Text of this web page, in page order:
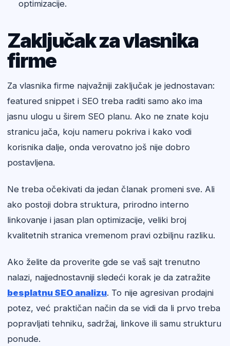
optimizacije.
Zaključak za vlasnika
firme
Za vlasnika firme najvažniji zaključak je jednostavan:
featured snippet i SEO treba raditi samo ako ima
jasnu ulogu u širem SEO planu. Ako ne znate koju
stranicu jača, koju nameru pokriva i kako vodi
korisnika dalje, onda verovatno još nije dobro
postavljena.
Ne treba očekivati da jedan članak promeni sve. Ali
ako postoji dobra struktura, prirodno interno
linkovanje i jasan plan optimizacije, veliki broj
kvalitetnih stranica vremenom pravi ozbiljnu razliku.
Ako želite da proverite gde se vaš sajt trenutno
nalazi, najjednostavniji sledeći korak je da zatražite
besplatnu SEO analizu. To nije agresivan prodajni
potez, već praktičan način da se vidi da li prvo treba
popravljati tehniku, sadržaj, linkove ili samu strukturu
ponude.